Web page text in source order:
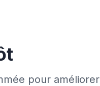
pour améliorer